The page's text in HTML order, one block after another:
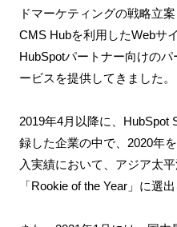
ドマーケティングの戦略立
CMS Hubを利用したWebサ
HubSpotパートナー向けの
ービスを提供してきました。
2019年4月以降に、HubSpot
録した企業の中で、2020年
入実績において、アジア太
「Rookie of the Year」に選